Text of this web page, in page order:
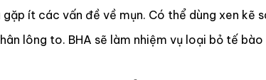
ít các vấn đề về mụn. Có thể dùng xen kẽ
lông to. BHA sẽ làm nhiệm vụ loại bỏ tế